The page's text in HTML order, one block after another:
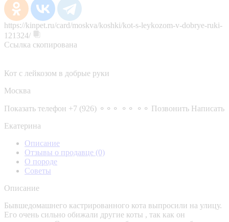
https://kinpet.ru/card/moskva/koshki/kot-s-leykozom-v-dobrye-ruki-
121324/
Ссылка скопирована
Кот с лейкозом в добрые руки
Москва
Показать телефон +7 (926) ⚬⚬⚬ ⚬⚬ ⚬⚬ Позвонить Написать
Екатерина
Описание
Отзывы о продавце (0)
О породе
Советы
Описание
Бывшедомашнего кастрированного кота выпросили на улицу.
Его очень сильно обижали другие коты , так как он